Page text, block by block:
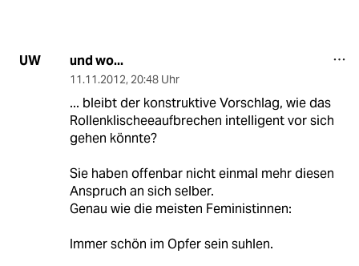
UW und wo...
11.11.2012, 20:48 Uhr
... bleibt der konstruktive Vorschlag, wie das
Rollenklischeeaufbrechen intelligent vor sich
gehen könnte?
Sie haben offenbar nicht einmal mehr diesen
Anspruch an sich selber.
Genau wie die meisten Feministinnen:
Immer schön im Opfer sein suhlen.